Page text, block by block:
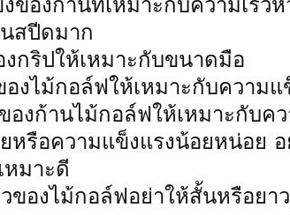
สปีดมาก
กริปให้เหมาะกับขนาดมือ
งไม้กอล์ฟให้เหมาะกับความแ
องก้านไม้กอล์ฟให้เหมาะกับ
หรือความแข็งแรงน้อยหน่อย
หมาะดี
ของไม้กอล์ฟอย่าให้สั้นหรือยา